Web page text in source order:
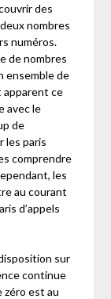
des
nombres
numéros.
de nombres
ensemble de
apparent ce
avec le
de
les paris
comprendre
les
au courant
d’appels
sur
continue
zéro est au